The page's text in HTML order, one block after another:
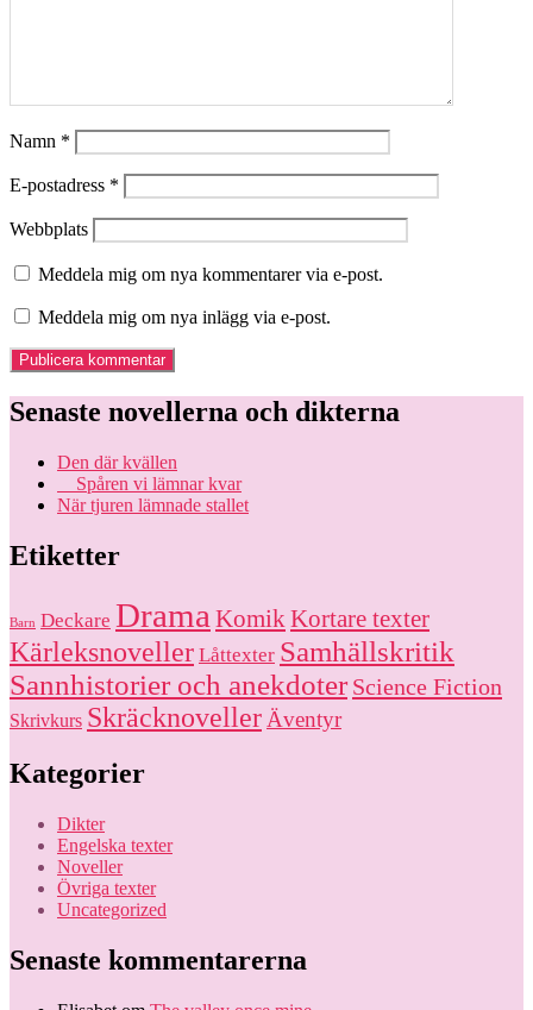
Namn *
E-postadress *
Webbplats
Meddela mig om nya kommentarer via e-post.
Meddela mig om nya inlägg via e-post.
Senaste novellerna och dikterna
Den där kvällen
Spåren vi lämnar kvar
När tjuren lämnade stallet
Etiketter
Barn Deckare Drama KomikKortare texter
Kärleksnoveller Låttexter Samhällskritik
Sannhistorier och anekdoter Science Fiction
Skrivkurs Skräcknoveller Äventyr
Kategorier
Dikter
Engelska texter
Noveller
Övriga texter
Uncategorized
Senaste kommentarerna